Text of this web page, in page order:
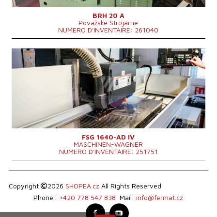
BRH 20 A
Považské Strojárne
NUMERO D'INVENTAIRE: 261040
Année de production:
2022
Système de contrôle
OUI
Longueur maxi de meulage
1015 mm
Largeur maxi a meulage
405 mm
Hauteur maxi de la piece a usiner395 mm
Type de fixation de la broche
Horizontální
Dimensions de la table
400 x 1000 mm
Puissance d´entré
8,5 kVA
Poids totale de la machine
3500 kg
FSG 1640-AD IV
MASCHINEN-WAGNER
NUMERO D'INVENTAIRE: 251751
Copyright 2026 SHOPEA.cz All Rights Reserved
Phone.: +420 778 547 838 Mail: info@fermat.cz